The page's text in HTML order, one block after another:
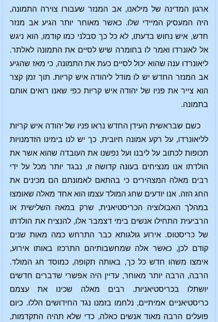
ארגון המדינה של מילאנו, אב המנזר שעבורו צוירה התמונה,
היה המעסיק המיידי שלו. כאשר מאוחר יותר הגיע אב מנזר
חדש, איש נחוש בדעתו, לא כל כך סבלני כמו קודמו, הוא ניגש
אל לאונרדו ואמר לו בחומרה שיש לסיים את התמונה לאלתר.
ליאונרדו ענה שהוא יכול לסיים כעת את התמונה, כי מאז שהגיע
אב המנזר החדש יש לו מודל ליהודה איש קריות. תוך זמן קצר
הוא צייר את פניו של יהודה איש קריות כפי שאנו רואים אותם
בתמונה.
כשם שבראשית העידן החדש נראו פניו של יהודה איש קריות
לליאונרדו, על רקע אמונה חיובית, כך יש לנו בימינו הזדמנויות
תכופות לכתוב על ליבנו ועל נפשנו את העובדה שהוא אשר את
הולדתו אנו מנציחים בעונה קדושה זו, נבגד יותר מכל על ידי
רבים מאלה המצהירים כי בהתאם לאמונתם הם מכינים את
החג הזה. אנו יודעים שחג המולד עצמו הוא אחד מאלה שאומצו
במהלך האבולוציה הכריסטיאנית, שרק במאה השלישית או
הרביעית התחילו אנשים בימי דצמבר אלו, להנציח את הולדתו
של כריסטוס. אירוע גולגותא כבר התרחש כמה מאות שנים
קודם לכן, כאשר אלה שמחשבותיהם התרכזו באותו אירוע,
אימצו משהו חדש כל כך, באותה תקופה, כמוסד חג המולד.
הרבה, הרבה יותר מאוחר, עדיין היה אפשרי שדברים חדשים
יושתלו בכריסטיאניות. רבים מאלה שכינו את עצמם
כריסטיאניים אמיתיים, נלחמו בזמנו נגד החידושים הללו. כיום
פועלים הרבה מאוד אנשים כאלה, כדי שלא תהיה התקדמות,